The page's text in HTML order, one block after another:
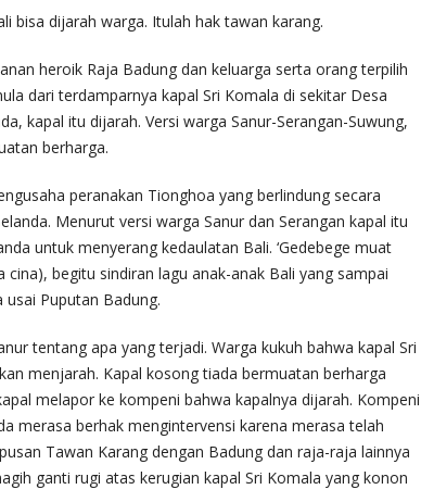
bisa dijarah warga. Itulah hak tawan karang.
heroik Raja Badung dan keluarga serta orang terpilih
dari terdamparnya kapal Sri Komala di sekitar Desa
kapal itu dijarah. Versi warga Sanur-Serangan-Suwung,
berharga.
peranakan Tionghoa yang berlindung secara
Menurut versi warga Sanur dan Serangan kapal itu
untuk menyerang kedaulatan Bali. ‘Gedebege muat
cina), begitu sindiran lagu anak-anak Bali yang sampai
Puputan Badung.
tentang apa yang terjadi. Warga kukuh bahwa kapal Sri
menjarah. Kapal kosong tiada bermuatan berharga
melapor ke kompeni bahwa kapalnya dijarah. Kompeni
merasa berhak mengintervensi karena merasa telah
Tawan Karang dengan Badung dan raja-raja lainnya
ganti rugi atas kerugian kapal Sri Komala yang konon